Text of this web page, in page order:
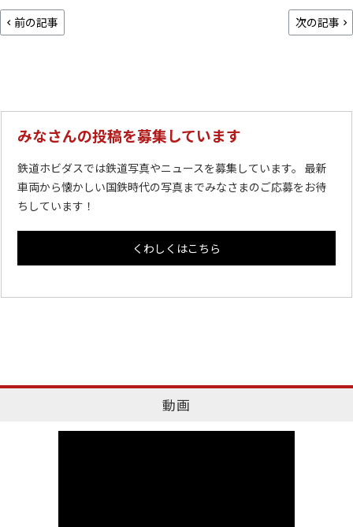
前の記事 次の記事
みなさんの投稿を募集しています
鉄道ホビダスでは鉄道写真やニュースを募集しています。 最新
車両から懐かしい国鉄時代の写真までみなさまのご応募をお待
ちしています！
くわしくはこちら
動画